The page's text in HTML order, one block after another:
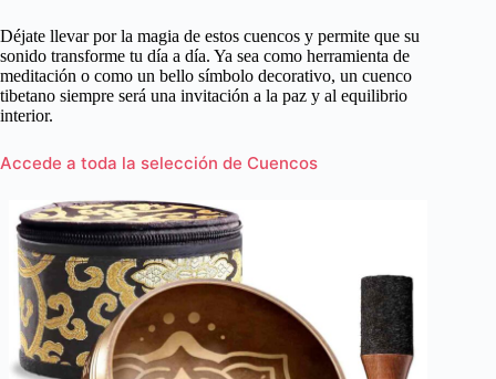
Déjate llevar por la magia de estos cuencos y permite que su
sonido transforme tu día a día. Ya sea como herramienta de
meditación o como un bello símbolo decorativo, un cuenco
tibetano siempre será una invitación a la paz y al equilibrio
interior.
Accede a toda la selección de Cuencos